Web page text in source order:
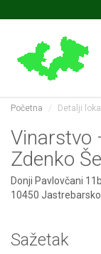
Početna Detalji
Vinarstvo
Zdenko
Donji Pavlovčani 11b
10450 Jastrebarsko
Sažetak